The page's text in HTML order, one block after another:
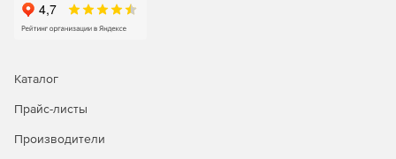
Каталог
Прайс-листы
Производители